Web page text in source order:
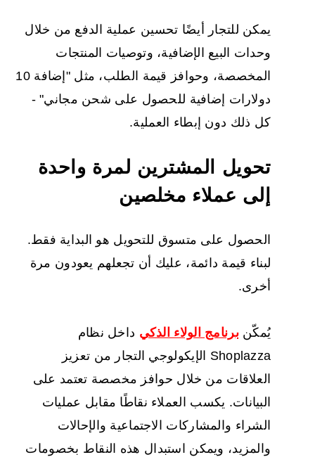
يمكن للتجار أيضًا تحسين عملية الدفع من خلال
وحدات البيع الإضافية، وتوصيات المنتجات
المخصصة، وحوافز قيمة الطلب، مثل "إضافة 10
دولارات إضافية للحصول على شحن مجاني" -
كل ذلك دون إبطاء العملية.
تحويل المشترين لمرة واحدة
إلى عملاء مخلصين
الحصول على متسوق للتحويل هو البداية فقط.
لبناء قيمة دائمة، عليك أن تجعلهم يعودون مرة
أخرى.
يُمكّنبرنامج الولاء الذكي داخل نظام
Shoplazza الإيكولوجي التجار من تعزيز
العلاقات من خلال حوافز مخصصة تعتمد على
البيانات. يكسب العملاء نقاطًا مقابل عمليات
الشراء والمشاركات الاجتماعية والإحالات
والمزيد، ويمكن استبدال هذه النقاط بخصومات